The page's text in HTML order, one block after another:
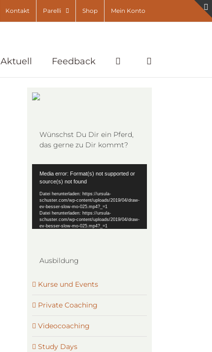
Kontakt Parelli Shop Mein Konto
Aktuell Feedback
Wünschst Du Dir ein Pferd,
das gerne zu Dir kommt?
Player
Media error: Format(s) not supported or
source(s) not found
Datei herunterladen: https://ursula-
schuster.com/wp-content/uploads/2019/04/draw-
ev-besser-slow-mo-025.mp4?_=1
Datei herunterladen: https://ursula-
schuster.com/wp-content/uploads/2019/04/draw-
ev-besser-slow-mo-025.mp4?_=1
Ausbildung
Kurse und Events
Private Coaching
Videocoaching
Study Days